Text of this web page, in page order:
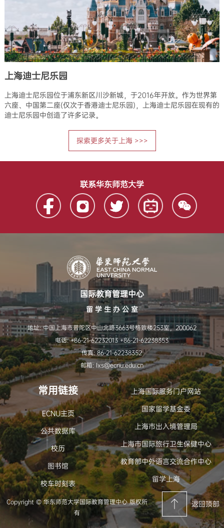
上海迪士尼乐园
上海迪士尼乐园位于浦东新区川沙新城，于2016年开放。作为世界第
六座、中国第二座(仅次于香港迪士尼乐园)，上海迪士尼乐园在现有的
迪士尼乐园中创造了许多记录。
探索更多关于上海 >>>
联系华东师范大学
国际教育管理中心
留 学 生 办 公 室
地址: 中国上海市普陀区中山北路3663号格致楼253室，200062
电话: +86-21-62232013 +86-21-62238353
传真: 86-21-62238352
邮箱: lxs@ecnu.edu.cn
常用链接
ECNU主页
公共数据库
校历
图书馆
校车时刻表
上海国际服务门户网站
国家留学基金委
上海市出入境管理局
上海市国际旅行卫生保健中心
教育部中外语言交流合作中心
留学上海
Copyright © 华东师范大学国际教育管理中心 版权所
有
返回顶部